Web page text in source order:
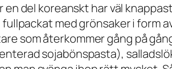
en del koreanskt har väl
med grönsaker i form
som återkommer gång på
sojabönspasta),